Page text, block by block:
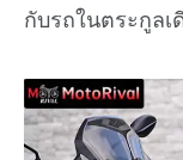
กับรถในตระกูลเ